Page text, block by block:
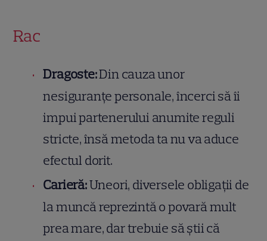
Rac
Dragoste:Din cauza unor
nesiguranțe personale, încerci să îi
impui partenerului anumite reguli
stricte, însă metoda ta nu va aduce
efectul dorit.
Carieră:Uneori, diversele obligații de
la muncă reprezintă o povară mult
prea mare, dar trebuie să știi că